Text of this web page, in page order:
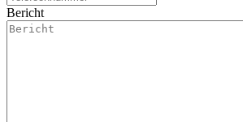
Bericht